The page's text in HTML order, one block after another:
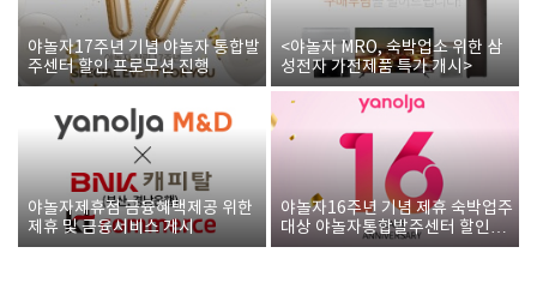
야놀자17주년 기념 야놀자 통합발
주센터 할인 프로모션 진행
<야놀자 MRO, 숙박업소 위한 삼
성전자 가전제품 특가 개시>
야놀자제휴점 금융혜택제공 위한
제휴 및 금융서비스 게시
야놀자16주년 기념 제휴 숙박업주
대상 야놀자통합발주센터 할인쿠
폰 증정